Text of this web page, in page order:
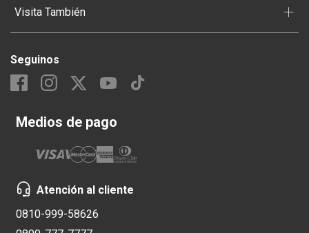
Visita También +
Seguinos
Medios de pago
Atención al cliente
0810-999-58626